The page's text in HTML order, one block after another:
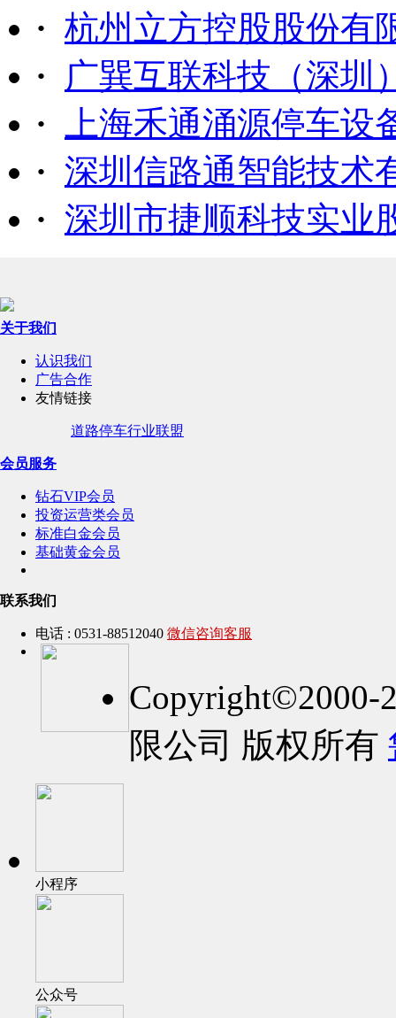
· 杭州立方控股股份有
·
广巽互联科技（深圳
·
上海禾通涌源停车设
· 深圳信路通智能技术
· 深圳市捷顺科技实业
关于我们
认识我们
广告合作
友情链接
道路停车行业联盟
会员服务
钻石VIP会员
投资运营类会员
标准白金会员
基础黄金会员
联系我们
电话 : 0531-88512040 微信咨询客服
Copyright©2000-
限公司 版权所有
小程序
公众号